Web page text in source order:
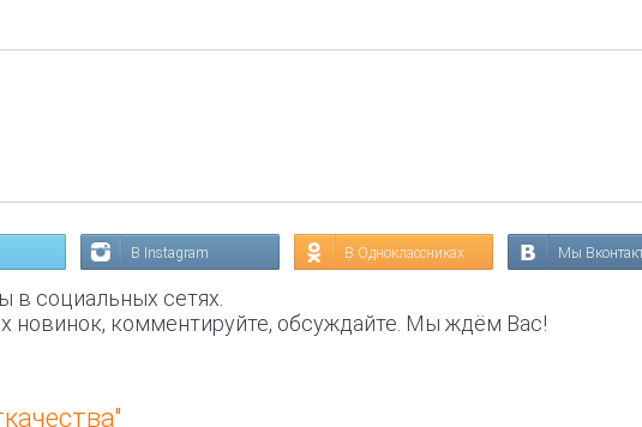
В Instagram В Одноклассниках Мы
в социальных сетях.
новинок, комментируйте, обсуждайте. Мы ждём Вас!